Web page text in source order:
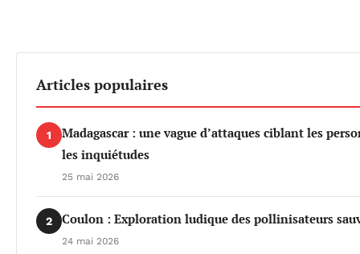
Articles populaires
1
Madagascar : une vague d’attaques ciblant les
les inquiétudes
25 mai 2026
2 Coulon : Exploration ludique des pollinisateurs
24 mai 2026